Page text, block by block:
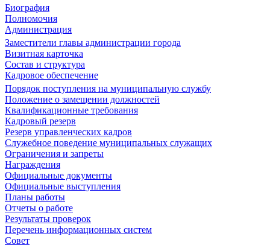
Биография
Полномочия
Администрация
Заместители главы администрации города
Визитная карточка
Состав и структура
Кадровое обеспечение
Порядок поступления на муниципальную службу
Положение о замещении должностей
Квалификационные требования
Кадровый резерв
Резерв управленческих кадров
Служебное поведение муниципальных служащих
Ограничения и запреты
Награждения
Официальные документы
Официальные выступления
Планы работы
Отчеты о работе
Результаты проверок
Перечень информационных систем
Совет